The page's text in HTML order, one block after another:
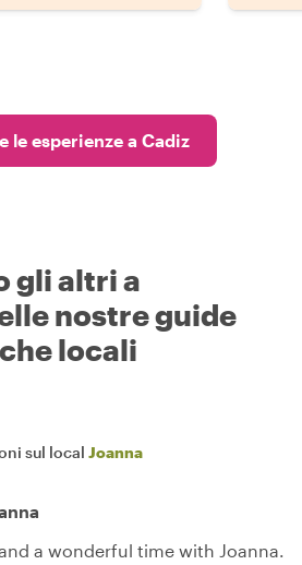
le esperienze a Cadiz
gli altri a
nostre guide
locali
sul local Joanna
a wonderful time with Joanna.